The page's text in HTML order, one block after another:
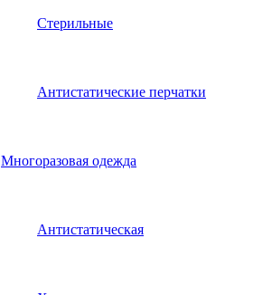
Стерильные
Антистатические перчатки
Многоразовая одежда
Антистатическая